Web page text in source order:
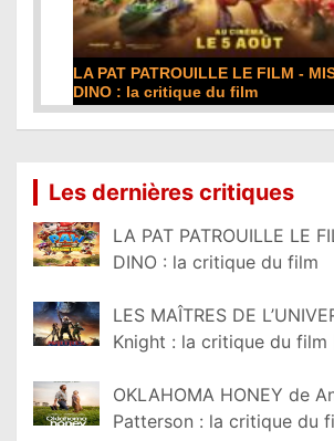
LA PAT PATROUILLE LE FILM -
DINO : la critique du film
Les dernières critiques
LA PAT PATROUILLE LE
DINO : la critique du film
LES MAÎTRES DE
Knight : la critique du film
OKLAHOMA HONEY de
Patterson : la critique du